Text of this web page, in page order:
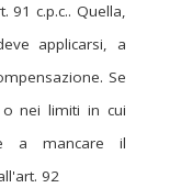
91 c.p.c.. Quella,
applicarsi, a
Se
o nei limiti in cui
a mancare il
92